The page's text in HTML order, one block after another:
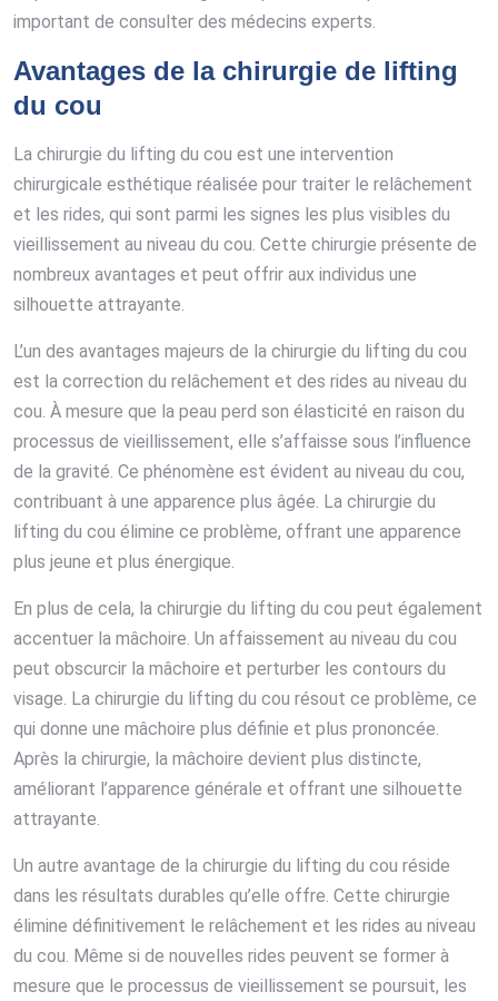
important de consulter des médecins experts.
Avantages de la chirurgie de lifting
du cou
La chirurgie du lifting du cou est une intervention
chirurgicale esthétique réalisée pour traiter le relâchement
et les rides, qui sont parmi les signes les plus visibles du
vieillissement au niveau du cou. Cette chirurgie présente de
nombreux avantages et peut offrir aux individus une
silhouette attrayante.
L’un des avantages majeurs de la chirurgie du lifting du cou
est la correction du relâchement et des rides au niveau du
cou. À mesure que la peau perd son élasticité en raison du
processus de vieillissement, elle s’affaisse sous l’influence
de la gravité. Ce phénomène est évident au niveau du cou,
contribuant à une apparence plus âgée. La chirurgie du
lifting du cou élimine ce problème, offrant une apparence
plus jeune et plus énergique.
En plus de cela, la chirurgie du lifting du cou peut également
accentuer la mâchoire. Un affaissement au niveau du cou
peut obscurcir la mâchoire et perturber les contours du
visage. La chirurgie du lifting du cou résout ce problème, ce
qui donne une mâchoire plus définie et plus prononcée.
Après la chirurgie, la mâchoire devient plus distincte,
améliorant l’apparence générale et offrant une silhouette
attrayante.
Un autre avantage de la chirurgie du lifting du cou réside
dans les résultats durables qu’elle offre. Cette chirurgie
élimine définitivement le relâchement et les rides au niveau
du cou. Même si de nouvelles rides peuvent se former à
mesure que le processus de vieillissement se poursuit, les